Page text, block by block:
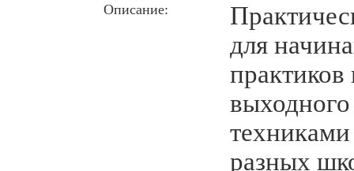
Описание:
для
разных